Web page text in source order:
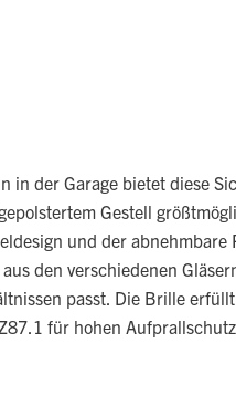
in der Garage bietet diese
Gestell
und der abnehmbare
den verschiedenen
passt. Die Brille
für hohen